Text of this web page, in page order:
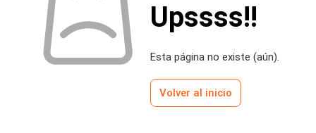
Upssss!!
Esta página no existe (aún).
Volver al inicio